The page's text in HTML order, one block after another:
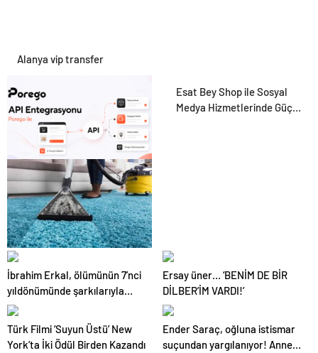
Alanya vip transfer
Porego ile Kargo
Süreçlerinizi Daha Kolay
Yönetin
Esat Bey Shop ile Sosyal
Medya Hizmetlerinde Güçlü
Balgat Halı Yıkama
İbrahim Erkal, ölümünün 7’nci
yıldönümünde şarkılarıyla
anıldı
Ersay üner… ‘BENİM DE BİR
DİLBER’İM VARDI!’
Türk Filmi ‘Suyun Üstü’ New
York’ta İki Ödül Birden Kazandı
Ender Saraç, oğluna istismar
suçundan yargılanıyor! Anne